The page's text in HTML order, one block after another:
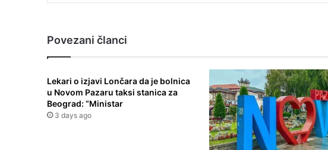
Povezani članci
Lekari o izjavi Lončara da je bolnica
u Novom Pazaru taksi stanica za
Beograd: “Ministar
3 days ago